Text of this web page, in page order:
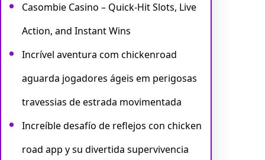
Casombie Casino – Quick‑Hit Slots, Live
Action, and Instant Wins
Incrível aventura com chickenroad
aguarda jogadores ágeis em perigosas
travessias de estrada movimentada
Increíble desafío de reflejos con chicken
road app y su divertida supervivencia